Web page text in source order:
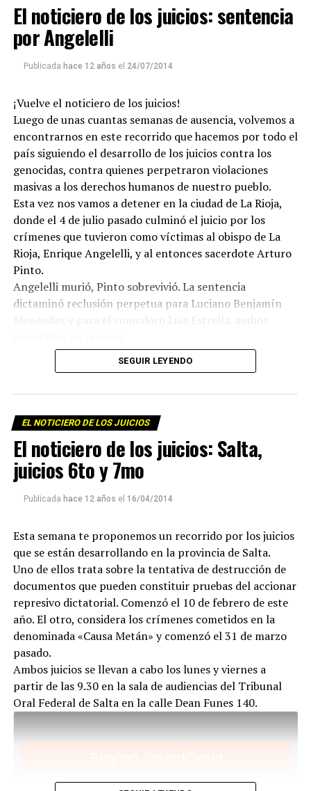
Para descargar los archivos:www.radiolavaca.org
El noticiero de los juicios es de reproducción libre y
gratuita para todas las emisoras que nos escriban a
infolavaca@yahoo.com.ar
El noticiero de los juicios: sentencia
por Angelelli
Publicada hace 12 años el 24/07/2014
¡Vuelve el noticiero de los juicios!
Luego de unas cuantas semanas de ausencia, volvemos a
encontrarnos en este recorrido que hacemos por todo el
país siguiendo el desarrollo de los juicios contra los
genocidas, contra quienes perpetraron violaciones
masivas a los derechos humanos de nuestro pueblo.
Esta vez nos vamos a detener en la ciudad de La Rioja,
donde el 4 de julio pasado culminó el juicio por los
crímenes que tuvieron como víctimas al obispo de La
Rioja, Enrique Angelelli, y al entonces sacerdote Arturo
Pinto.
Angelelli murió, Pinto sobrevivió. La sentencia
dictaminó reclusión perpetua para Luciano Benjamín
Además del veredicto, lo interesante del proceso judicial
fue que a lo largo de las audiencias, los testigos
en los cuales empresarios terratenientes, políticos y
Murias y Longeville, al laico Wenceslao Perdernera,
también asesinados por la dictadura y a tantos otros
militantes populares. Por eso, en los ocho meses que
duró el debate oral, se hizo historia de la lucha por la
trabajar, a tener techo, a organizarse.
Para descargar los archivos:www.radiolavaca.org
El noticiero de los juicios es de reproducción libre y
gratuita para todas las emisoras que nos escriban a
infolavaca@yahoo.com.ar
SEGUIR LEYENDO
EL NOTICIERO DE LOS JUICIOS
El noticiero de los juicios: Salta,
juicios 6to y 7mo
Publicada hace 12 años el 16/04/2014
Esta semana te proponemos un recorrido por los juicios
que se están desarrollando en la provincia de Salta.
Uno de ellos trata sobre la tentativa de destrucción de
documentos que pueden constituir pruebas del accionar
represivo dictatorial. Comenzó el 10 de febrero de este
año. El otro, considera los crímenes cometidos en la
denominada «Causa Metán» y comenzó el 31 de marzo
pasado.
Ambos juicios se llevan a cabo los lunes y viernes a
partir de las 9.30 en la sala de audiencias del Tribunal
Oral Federal de Salta en la calle Dean Funes 140.